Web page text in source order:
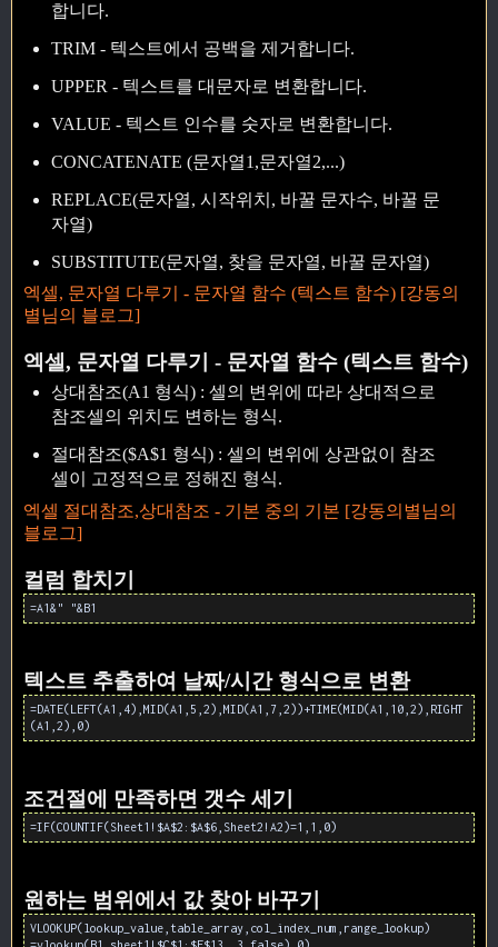
합니다.
TRIM - 텍스트에서 공백을 제거합니다.
UPPER - 텍스트를 대문자로 변환합니다.
VALUE - 텍스트 인수를 숫자로 변환합니다.
CONCATENATE (문자열1,문자열2,...)
REPLACE(문자열, 시작위치, 바꿀 문자수, 바꿀 문
자열)
SUBSTITUTE(문자열, 찾을 문자열, 바꿀 문자열)
엑셀, 문자열 다루기 - 문자열 함수 (텍스트 함수) [강동의
별님의 블로그]
엑셀, 문자열 다루기 - 문자열 함수 (텍스트 함수)
상대참조(A1 형식) : 셀의 변위에 따라 상대적으로
참조셀의 위치도 변하는 형식.
절대참조($A$1 형식) : 셀의 변위에 상관없이 참조
셀이 고정적으로 정해진 형식.
엑셀 절대참조,상대참조 - 기본 중의 기본 [강동의별님의
블로그]
컬럼 합치기
=A1&" "&B1
텍스트 추출하여 날짜/시간 형식으로 변환
=DATE(LEFT(A1,4),MID(A1,5,2),MID(A1,7,2))+TIME(MID(A1,10,2),RIGHT
(A1,2),0)
조건절에 만족하면 갯수 세기
=IF(COUNTIF(Sheet1!$A$2:$A$6,Sheet2!A2)=1,1,0)
원하는 범위에서 값 찾아 바꾸기
VLOOKUP(lookup_value,table_array,col_index_num,range_lookup)